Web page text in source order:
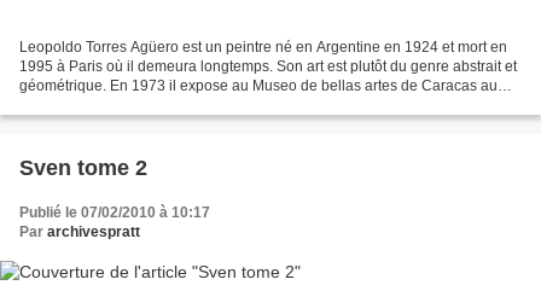
Leopoldo Torres Agüero est un peintre né en Argentine en 1924 et mort en
1995 à Paris où il demeura longtemps. Son art est plutôt du genre abstrait et
géométrique. En 1973 il expose au Museo de bellas artes de Caracas au
Sven tome 2
Publié le 07/02/2010 à 10:17
Par archivespratt